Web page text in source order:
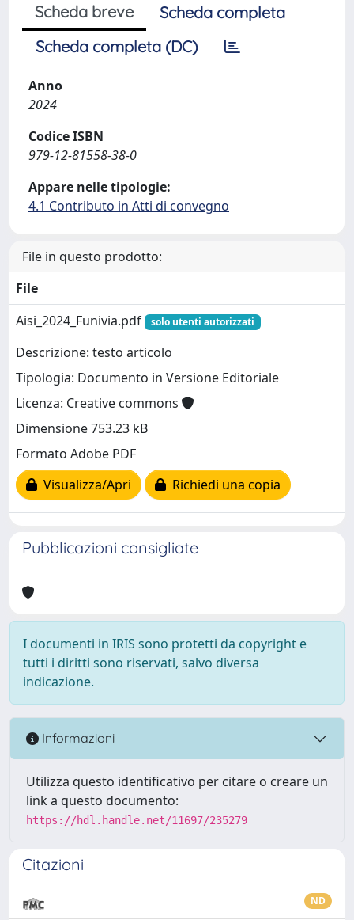
Scheda breve
Scheda completa
Scheda completa (DC)
Anno
2024
Codice ISBN
979-12-81558-38-0
Appare nelle tipologie:
4.1 Contributo in Atti di convegno
File in questo prodotto:
File
Aisi_2024_Funivia.pdf
solo utenti autorizzati
Descrizione: testo articolo
Tipologia: Documento in Versione Editoriale
Licenza: Creative commons
Dimensione 753.23 kB
Formato Adobe PDF
Visualizza/Apri
Richiedi una copia
Pubblicazioni consigliate
I documenti in IRIS sono protetti da copyright e
tutti i diritti sono riservati, salvo diversa
indicazione.
Informazioni
Utilizza questo identificativo per citare o creare un
link a questo documento:
https://hdl.handle.net/11697/235279
Citazioni
ND